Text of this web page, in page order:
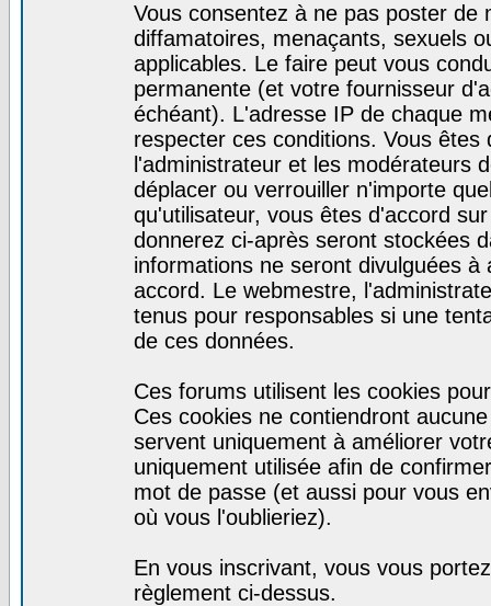
Vous consentez à ne pas poster de
diffamatoires, menaçants, sexuels
applicables. Le faire peut vous
permanente (et votre fournisseur
échéant). L'adresse IP de chaque
respecter ces conditions. Vous
l'administrateur et les modérateurs
déplacer ou verrouiller n'importe
qu'utilisateur, vous êtes d'accord
donnerez ci-après seront stockées
informations ne seront divulguées
accord. Le webmestre,
tenus pour responsables si une
de ces données.
Ces forums utilisent les cookies
Ces cookies ne contiendront
servent uniquement à améliorer
uniquement utilisée afin de
mot de passe (et aussi pour vous
où vous l'oublieriez).
En vous inscrivant, vous vous
règlement ci-dessus.